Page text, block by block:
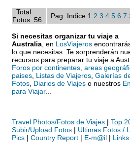
Total
Fotos: 56
Pag. Indice 1 2 3 4 5 6 7
Si necesitas organizar tu viaje a
Australia , en LosViajeros
lo que necesitas. Te sorprenderán
recursos para preparar tu viaje a
Foros por continentes, areas
paises Listas de Viajeros Galerías
Fotos Diarios de Viajes o nuestros
para Viajar...
Travel Photos/Fotos de Viajes | Top
Subir/Upload Fotos | Ultimas Fotos /
Pics | Country Report | E-m@il | Links